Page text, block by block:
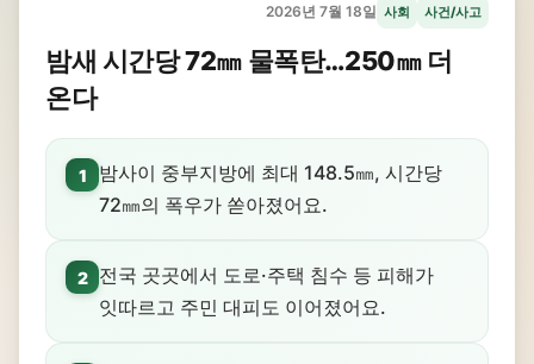
2026년 7월 18일 사회 사건/사고
밤새 시간당 72㎜ 물폭탄…250㎜ 더
온다
1
밤사이 중부지방에 최대 148.5㎜, 시간당
72㎜의 폭우가 쏟아졌어요.
2
전국 곳곳에서 도로·주택 침수 등 피해가
잇따르고 주민 대피도 이어졌어요.